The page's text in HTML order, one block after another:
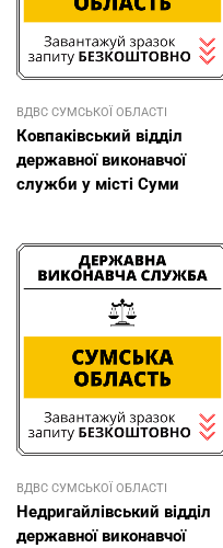
ВДВС СУМСЬКОЇ ОБЛАСТІ
Ковпаківський відділ
державної виконавчої
служби у місті Суми
ВДВС СУМСЬКОЇ ОБЛАСТІ
Недригайлівський відділ
державної виконавчої